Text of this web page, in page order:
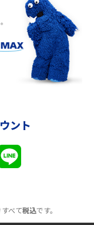
方や向いている方の特
は？メリット・デメリ
メリットを解説
リットや選び方を解説
ント
べて税込です。